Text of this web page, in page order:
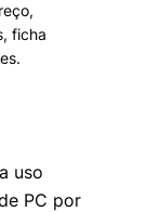
ficha
uso
PC por